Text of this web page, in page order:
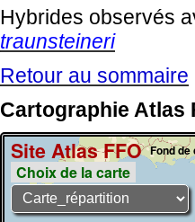
Hybrides observés
traunsteineri
Retour au sommaire
Cartographie Atlas